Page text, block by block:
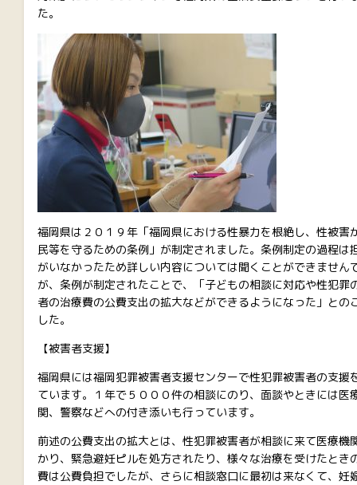
た。
福岡県は２０１９年「福岡県における性暴力を根絶し、性被害
民等を守るための条例」が制定されました。条例制定の過程は
がいなかったため詳しい内容については聞くことができません
が、条例が制定されたことで、「子どもの相談に対応や性犯罪
者の治療費の公費支出の拡大などができるようになった」との
した。
【被害者支援】
福岡県には福岡犯罪被害者支援センターで性犯罪被害者の支援
ています。１年で５０００件の相談にのり、面談やときには医
関、警察などへの付き添いも行っています。
前述の公費支出の拡大とは、性犯罪被害者が相談に来て医療機
かり、緊急避妊ピルを処方されたり、様々な治療を受けたとき
費は公費負担でしたが、さらに相談窓口に最初は来なくて、妊